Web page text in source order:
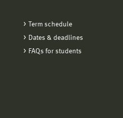
Term schedule
Dates & deadlines
FAQs for students